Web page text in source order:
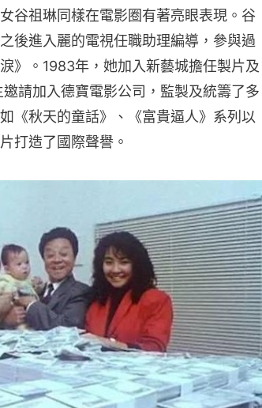
谷祖琳同樣在電影圈有著亮眼表現。谷
後進入麗的電視任職助理編導，參與過
》。1983年，她加入新藝城擔任製片及
請加入德寶電影公司，監製及統籌了多
《秋天的童話》、《富貴逼人》系列以
打造了國際聲譽。